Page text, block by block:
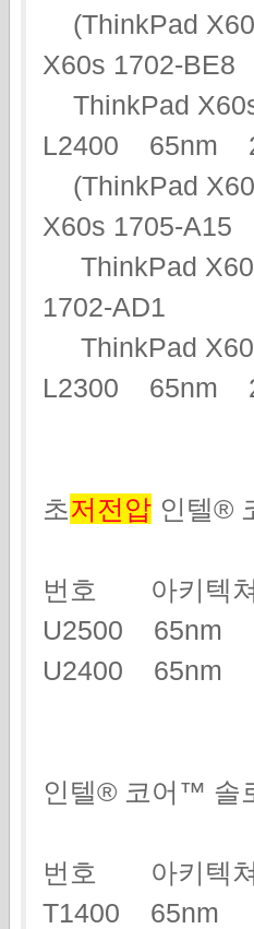
(ThinkPad
X60s 1702-BE8
ThinkPad
L2400
(ThinkPad
X60s 1705-A15
ThinkPad
1702-AD1
ThinkPad
L2300 65nm
초저전압 인텔®
번호 아키
U2500
U2400
인텔® 코어™ 솔
번호 아키
T1400